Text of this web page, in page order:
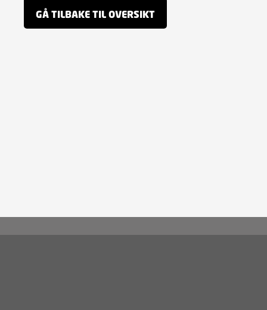
GÅ TILBAKE TIL OVERSIKT